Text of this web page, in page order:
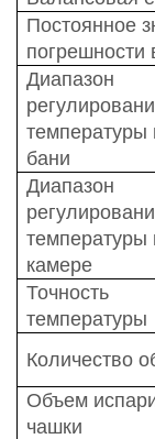
Постоянное
погрешности
Диапазон
температуры
бани
Диапазон
температуры
камере
Точность
температуры
Количество
Объем
чашки